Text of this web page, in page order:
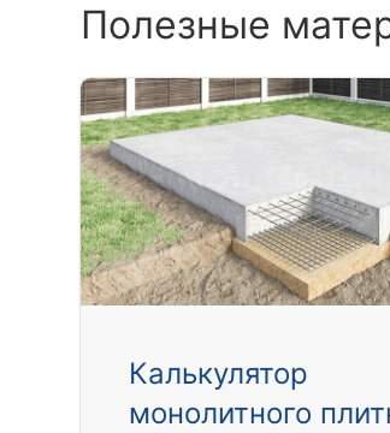
Полезные
Калькулятор
монолитного